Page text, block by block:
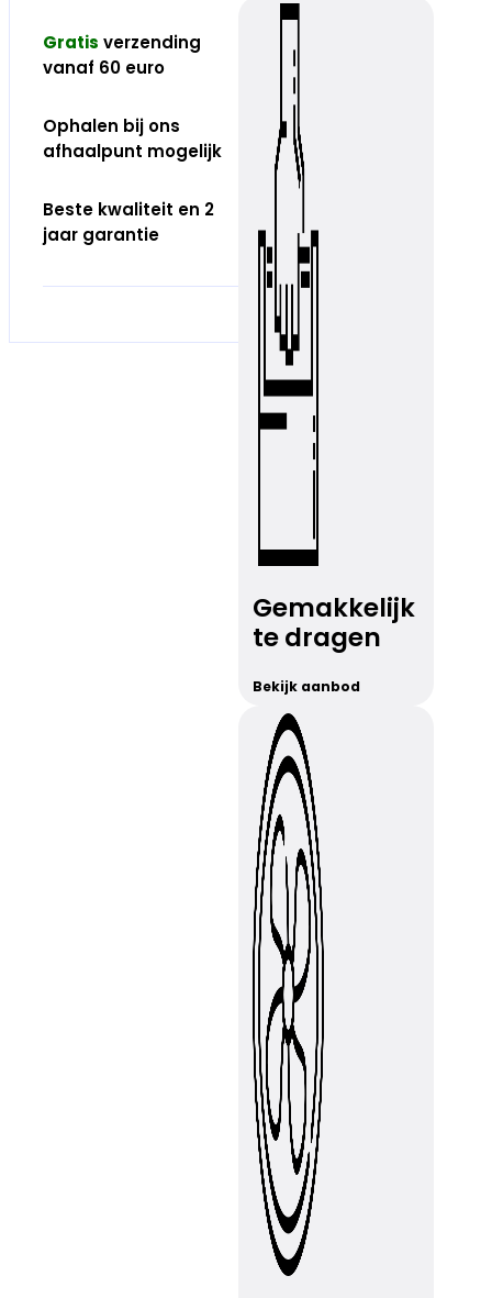
Gratis verzending
vanaf 60 euro
Ophalen bij ons
afhaalpunt mogelijk
Beste kwaliteit en 2
jaar garantie
Gemakkelijk
te dragen
Bekijk aanbod